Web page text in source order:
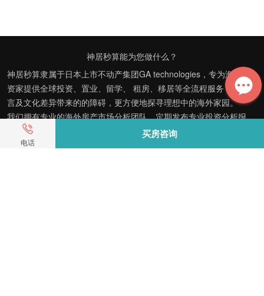
电话
买房咨询
神居秒算能为您做什么？
神居秒算隶属于日本上市不动产集团GA technologies，专为海外投
资家提供全球投资、置业、留学、 租房、移居等全流程服务，打破语
言及文化差异带来的的障碍，更方便地探寻理想中的海外家园。
我们拥有专业的海外房产市场分析团队，定期发布专业投资分析报
告，助您做出更高效、更精准的投资决策。
神居秒算——开启您的海外置业之旅！